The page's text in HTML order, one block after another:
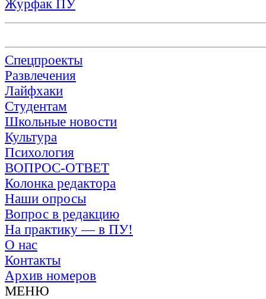
Журфак ПУ
Спецпроекты
Развлечения
Лайфхаки
Студентам
Школьные новости
Культура
Психология
ВОПРОС-ОТВЕТ
Колонка редактора
Наши опросы
Вопрос в редакцию
На практику — в ПУ!
О нас
Контакты
Архив номеров
МЕНЮ